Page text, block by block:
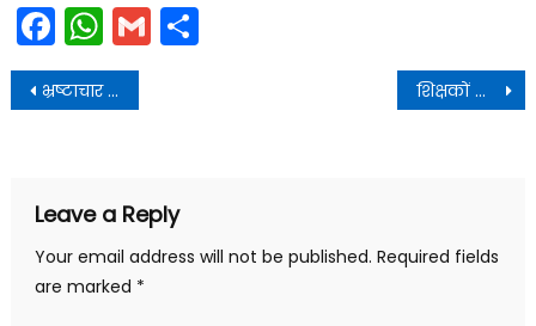
Facebook
WhatsApp
Gmail
Post
navigation
भ्रष्टाचार पर जीरो टॉलरेंस: तत्कालीन डीएम पर मेजर पनिशमेंट की संस्तुति शिक्षकों के व्यावसायिक विकास के लिए तीन दिवसीय प्रशिक्षण शुरू
Leave a Reply
Your email address will not be published. Required fields
are marked *